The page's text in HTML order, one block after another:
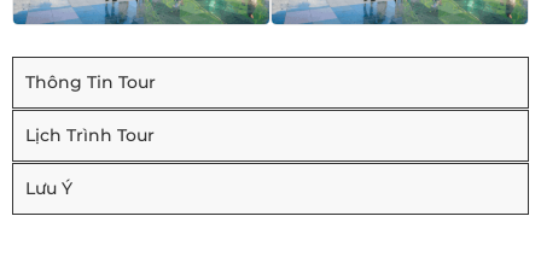
Thông Tin Tour
Lịch Trình Tour
Lưu Ý